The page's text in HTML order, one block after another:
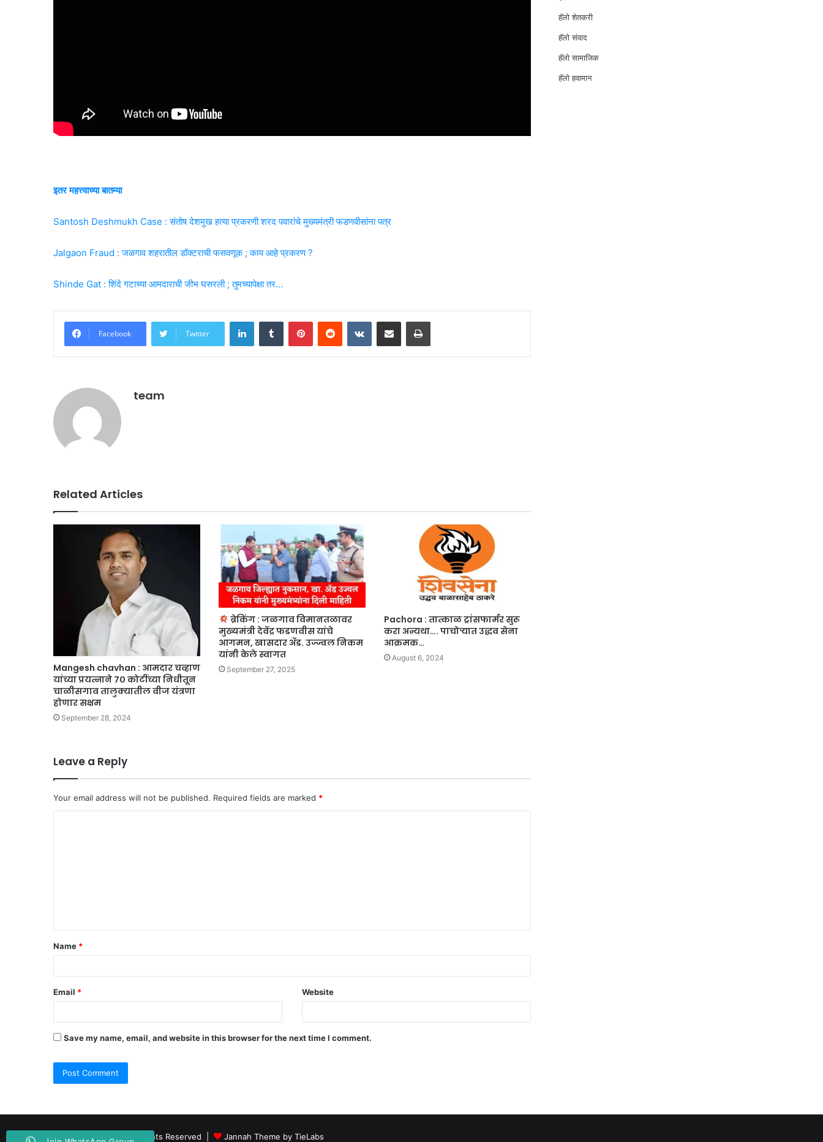
इतर महत्त्वाच्या बातम्या
Santosh Deshmukh Case : संतोष देशमुख हत्या प्रकरणी शरद पवारांचे मुख्यमंत्री फडणवीसांना पत्र
Jalgaon Fraud : जळगाव शहरातील डॉक्टराची फसवणूक ; काय आहे प्रकरण ?
Shinde Gat : शिंदे गटाच्या आमदाराची जीभ घसरली ; तुमच्यापेक्षा तर…
Facebook Twitter
LinkedInTumblr PinterestReddit VKontakteShare via Email Print
team
Related Articles
Mangesh chavhan : आमदार चव्हाण
यांच्या प्रयत्नाने ७० कोटींच्या निधीतून
चाळीसगाव तालुक्यातील वीज यंत्रणा
होणार सक्षम
September 28, 2024
ब्रेकिंग : जळगाव विमानतळावर
मुख्यमंत्री देवेंद्र फडणवीस यांचे
आगमन, खासदार ॲड. उज्ज्वल निकम
यांनी केले स्वागत
September 27, 2025
Pachora : तात्काळ ट्रांसफार्मर सुरू
करा अन्यथा…. पाचोर्‍यात उद्धव सेना
आक्रमक…
August 6, 2024
Leave a Reply
Your email address will not be published. Required fields are marked *
t
*
Name *
Email * Website
Save my name, email, and website in this browser for the next time I comment.
⁠हॅलो शेतकरी
⁠हॅलो संवाद
हॅलो सामाजिक
हॅलो हवामान
© Copyright 2026, All Rights Reserved | Jannah Theme by TieLabs